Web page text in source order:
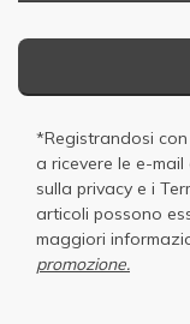
*Registrandosi
a ricevere le e-
sulla privacy e i
articoli possono
maggiori
promozione.